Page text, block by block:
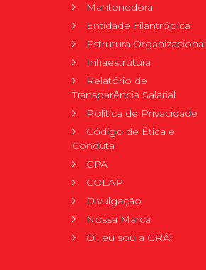
Mantenedora
Entidade Filantrópica
Estrutura Organizacional
Infraestrutura
Relatório de
Transparência Salarial
Política de Privacidade
Código de Ética e
Conduta
CPA
COLAP
Divulgação
Nossa Marca
Oi, eu sou a GRÁ!